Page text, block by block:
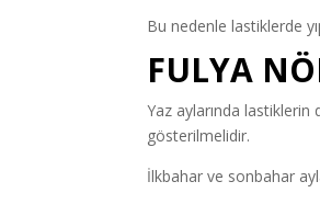
Bu nedenle lastiklerde
FULYA
Yaz aylarında lastiklerin
gösterilmelidir.
İlkbahar ve sonbahar